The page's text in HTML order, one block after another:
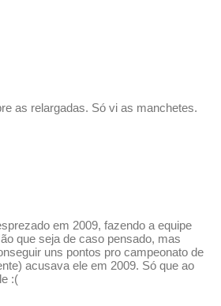
as relargadas. Só vi as manchetes.
em 2009, fazendo a equipe
que seja de caso pensado, mas
uns pontos pro campeonato de
acusava ele em 2009. Só que ao
:(